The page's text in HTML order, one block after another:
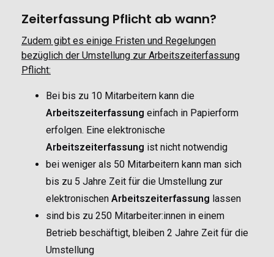
Zeiterfassung Pflicht ab wann?
Zudem gibt es einige Fristen und Regelungen
bezüglich der Umstellung zur Arbeitszeiterfassung
Pflicht:
Bei bis zu 10 Mitarbeitern kann die
Arbeitszeiterfassung einfach in Papierform
erfolgen. Eine elektronische
Arbeitszeiterfassung ist nicht notwendig
bei weniger als 50 Mitarbeitern kann man sich
bis zu 5 Jahre Zeit für die Umstellung zur
elektronischen Arbeitszeiterfassung lassen
sind bis zu 250 Mitarbeiter:innen in einem
Betrieb beschäftigt, bleiben 2 Jahre Zeit für die
Umstellung